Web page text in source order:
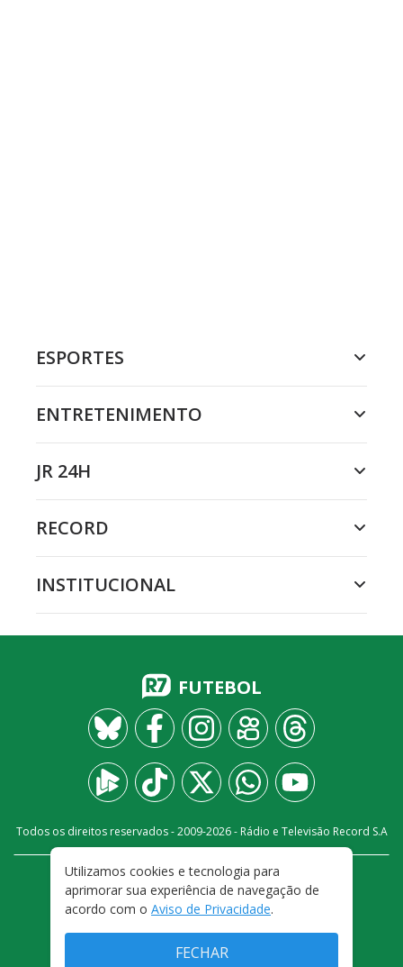
ESPORTES
ENTRETENIMENTO
JR 24H
RECORD
INSTITUCIONAL
FUTEBOL
Todos os direitos reservados - 2009-2026- Rádio e Televisão Record S.A
FALE CONOSCO
PRIVACIDADE
TERMOS E CONDIÇÕES DE USO
Utilizamos cookies e tecnologia para
aprimorar sua experiência de navegação de
acordo com o Aviso de Privacidade.
FECHAR